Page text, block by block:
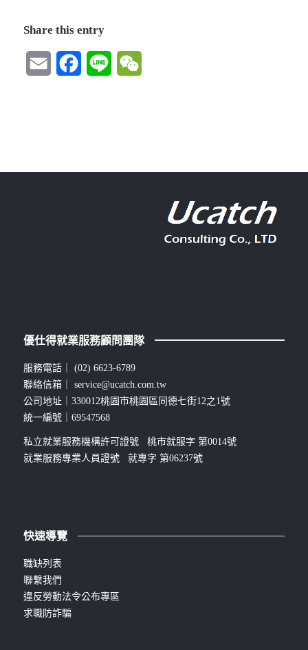
Share this entry
Email FacebookLine
優仕得就業服務顧問團隊
服務電話｜ (02) 6623-6789
聯絡信箱｜ service@ucatch.com.tw
公司地址｜330012桃園市桃園區同德七街12之1號
統一編號｜69547568
私立就業服務機構許可證號 桃市就服字 第0014號
就業服務專業人員證號 就專字 第06237號
快速導覽
職缺列表
聯繫我們
違反勞動法令公布專區
求職防詐騙